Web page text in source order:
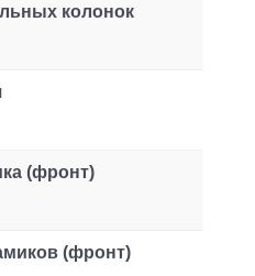
колонок
(фронт)
(фронт)